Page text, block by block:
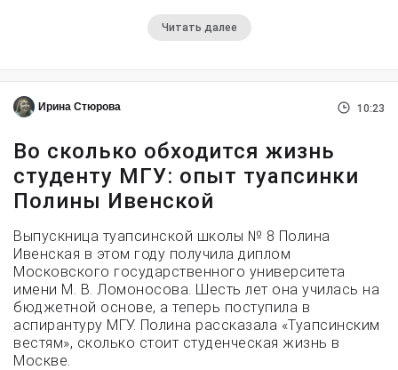
Читать далее
Ирина Стюрова 10:23
Во сколько обходится жизнь
студенту МГУ: опыт туапсинки
Полины Ивенской
Выпускница туапсинской школы № 8 Полина
Ивенская в этом году получила диплом
Московского государственного университета
имени М. В. Ломоносова. Шесть лет она училась на
бюджетной основе, а теперь поступила в
аспирантуру МГУ. Полина рассказала «Туапсинским
вестям», сколько стоит студенческая жизнь в
Москве.